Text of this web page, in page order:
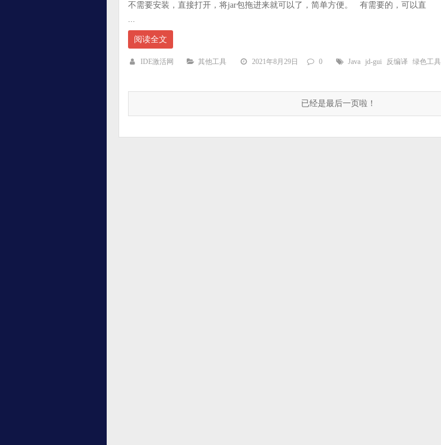
不需要安装，直接打开，将jar包拖进来就可以了，简单方便。 有需要的，可以直
...
阅读全文
IDE激活网 其他工具 2021年8月29日 0 Java jd-gui 反编译 绿色工具
已经是最后一页啦！